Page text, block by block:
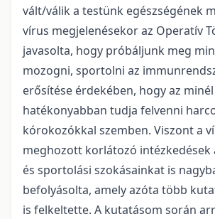
vált/válik a testünk egészségének
vírus megjelenésekor az Operatív
javasolta, hogy próbáljunk meg
mozogni, sportolni az
erősítése érdekében, hogy az minél
hatékonyabban tudja felvenni
kórokozókkal szemben. Viszont a
meghozott korlátozó intézkedések
és sportolási szokásainkat is
befolyásolta, amely azóta több
is felkeltette. A kutatásom során